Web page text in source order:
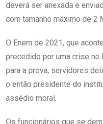
deverá ser anexada e
com tamanho máximo de 2
O Enem de 2021, que
precedido por uma crise no
para a prova, servidores
o então presidente do
assédio moral.
Os funcionários que se